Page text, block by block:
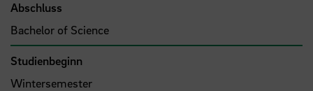
Abschluss
Bachelor of Science
Studienbeginn
Wintersemester